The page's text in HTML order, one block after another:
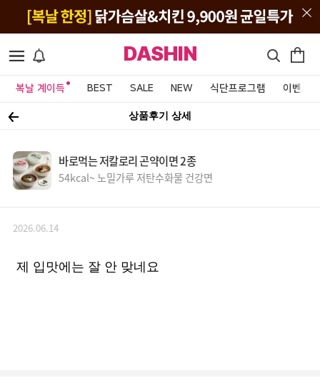
DASHIN
복날 계이득 BEST SALE NEW 식단프로그램 이벤트&
상품후기 상세
바로먹는 저칼로리 곤약이면 2종
54kcal~ 노밀가루 저탄수화물 건강면
2026.06.14
제 입맛에는 잘 안 맞네요